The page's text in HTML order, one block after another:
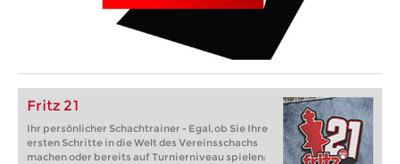
Fritz 21
Ihr persönlicher Schachtrainer - Egal, ob Sie Ihre
ersten Schritte in die Welt des Vereinsschachs
machen oder bereits auf Turnierniveau spielen: